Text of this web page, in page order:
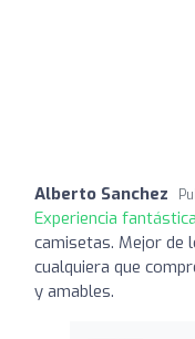
Alberto Sanchez
Experiencia
camisetas. Mejor de
cualquiera que
y amables.